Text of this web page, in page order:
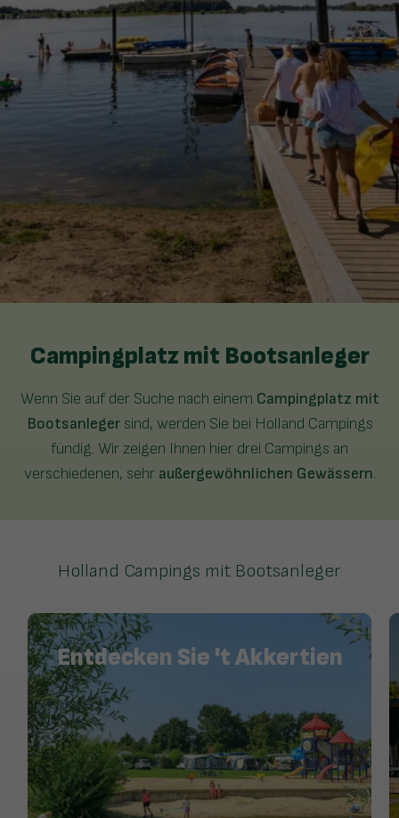
Campingplatz mit Bootsanleger
Wenn Sie auf der Suche nach einem Campingplatz mit
Bootsanlegersind, werden Sie bei Holland Campings
fündig. Wir zeigen Ihnen hier drei Campings an
verschiedenen, sehr außergewöhnlichen Gewässern.
Holland Campings mit Bootsanleger
Entdecken Sie 't Akkertien